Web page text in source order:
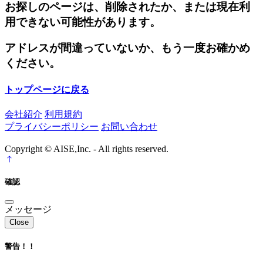
お探しのページは、削除されたか、または現在利
用できない可能性があります。
アドレスが間違っていないか、もう一度お確かめ
ください。
トップページに戻る
会社紹介 利用規約
プライバシーポリシー お問い合わせ
Copyright © AISE,Inc. - All rights reserved.
確認
メッセージ
Close
警告！！